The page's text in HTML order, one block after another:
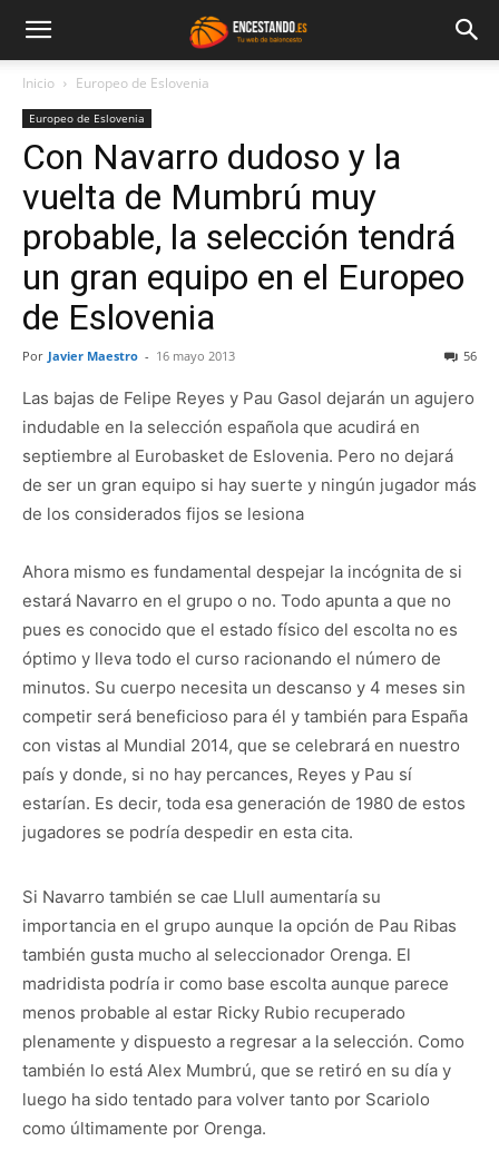
Inicio Europeo de Eslovenia
Europeo de Eslovenia
Con Navarro dudoso y la
vuelta de Mumbrú muy
probable, la selección tendrá
un gran equipo en el Europeo
de Eslovenia
Por Javier Maestro - 16 mayo 2013 56
Las bajas de Felipe Reyes y Pau Gasol dejarán un agujero
indudable en la selección española que acudirá en
septiembre al Eurobasket de Eslovenia. Pero no dejará
de ser un gran equipo si hay suerte y ningún jugador más
de los considerados fijos se lesiona
Ahora mismo es fundamental despejar la incógnita de si
estará Navarro en el grupo o no. Todo apunta a que no
pues es conocido que el estado físico del escolta no es
óptimo y lleva todo el curso racionando el número de
minutos. Su cuerpo necesita un descanso y 4 meses sin
competir será beneficioso para él y también para España
con vistas al Mundial 2014, que se celebrará en nuestro
país y donde, si no hay percances, Reyes y Pau sí
estarían. Es decir, toda esa generación de 1980 de estos
jugadores se podría despedir en esta cita.
Si Navarro también se cae Llull aumentaría su
importancia en el grupo aunque la opción de Pau Ribas
también gusta mucho al seleccionador Orenga. El
madridista podría ir como base escolta aunque parece
menos probable al estar Ricky Rubio recuperado
plenamente y dispuesto a regresar a la selección. Como
también lo está Alex Mumbrú, que se retiró en su día y
luego ha sido tentado para volver tanto por Scariolo
como últimamente por Orenga.